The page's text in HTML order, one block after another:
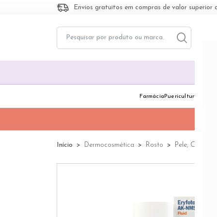
Envios gratuitos em compras de valor
FarmáciaToggle
Puericultura
Início Dermocosmética Rosto Pele, Cabelo